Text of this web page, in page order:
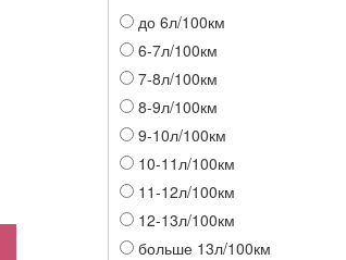
до 6л/100км
6-7л/100км
7-8л/100км
8-9л/100км
9-10л/100км
10-11л/100км
11-12л/100км
12-13л/100км
больше 13л/100км